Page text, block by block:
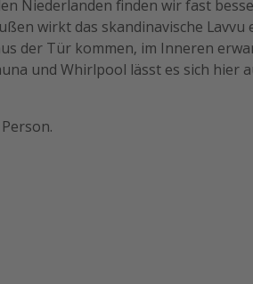
Niederlanden finden wir fast
wirkt das skandinavische Lavvu
der Tür kommen, im Inneren
und Whirlpool lässt es sich hier